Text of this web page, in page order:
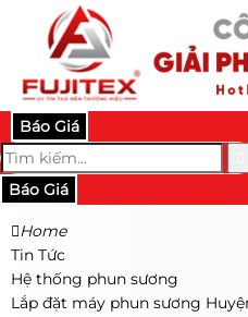
Báo Giá
Báo Giá
Home
Tin Tức
Hệ thống phun sương
Lắp đặt máy phun sương